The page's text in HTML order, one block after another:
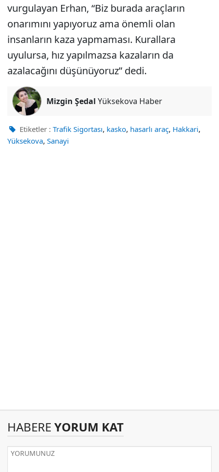
vurgulayan Erhan, “Biz burada araçların
onarımını yapıyoruz ama önemli olan
insanların kaza yapmaması. Kurallara
uyulursa, hız yapılmazsa kazaların da
azalacağını düşünüyoruz” dedi.
Mizgin Şedal Yüksekova Haber
Etiketler : Trafik Sigortası, kasko, hasarlı araç, Hakkari,
Yüksekova, Sanayi
HABERE YORUM KAT